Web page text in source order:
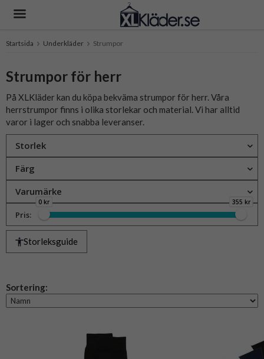
Startsida Underkläder Strumpor
Strumpor för herr
På XLKläder kan du köpa bekväma strumpor för herr. Våra
herrstrumpor finns i olika storlekar och material. Vi har alltid
varor i lager och snabba leveranser.
Storlek
Färg
Varumärke
Pris:
0 kr 355 kr
Storleksguide
Sortering: